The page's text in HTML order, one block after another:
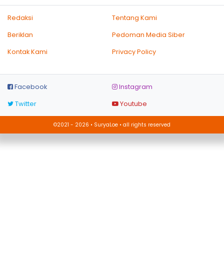
Redaksi
Tentang Kami
Beriklan
Pedoman Media Siber
Kontak Kami
Privacy Policy
Facebook
Instagram
Twitter
Youtube
©2021 - 2026 • SuryaLoe • all rights reserved